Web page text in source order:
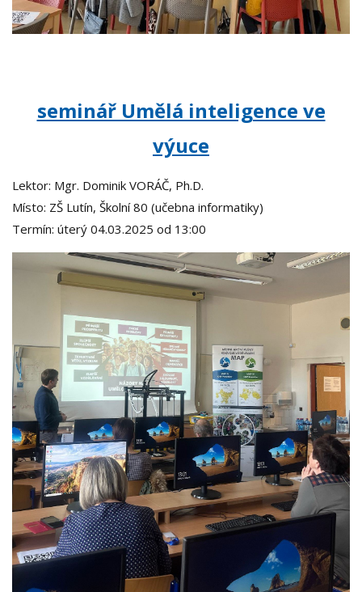
seminář Umělá inteligence ve
výuce
Lektor: Mgr. Dominik VORÁČ, Ph.D.
Místo: ZŠ Lutín, Školní 80 (učebna informatiky)
Termín: úterý 04.03.2025 od 13:00